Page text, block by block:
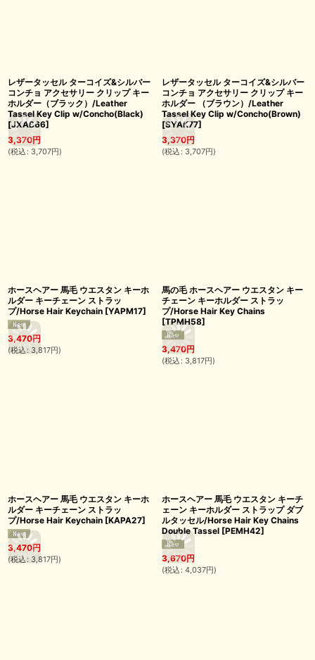
レザータッセル ターコイズ&シルバー
コンチョ アクセサリー クリップ キー
ホルダー（ブラック）/Leather
Tassel Key Clip w/Concho(Black)
[JXAB66]
3,370円
(税込 : 3,707円)
レザータッセル ターコイズ&シルバー
コンチョ アクセサリー クリップ キー
ホルダー （ブラウン）/Leather
Tassel Key Clip w/Concho(Brown)
[SYAK77]
3,370円
(税込 : 3,707円)
ホースヘアー 馬毛 ウエスタン キーホ
ルダー キーチェーン ストラッ
プ/Horse Hair Keychain [YAPM17]
3,470円
(税込 : 3,817円)
馬の毛 ホースヘアー ウエスタン キー
チェーン キーホルダー ストラッ
プ/Horse Hair Key Chains
[TPMH58]
3,470円
(税込 : 3,817円)
ホースヘアー 馬毛 ウエスタン キーホ
ルダー キーチェーン ストラッ
プ/Horse Hair Keychain [KAPA27]
3,470円
(税込 : 3,817円)
ホースヘアー 馬毛 ウエスタン キーチ
ェーン キーホルダー ストラップ ダブ
ルタッセル/Horse Hair Key Chains
Double Tassel [PEMH42]
3,670円
(税込 : 4,037円)